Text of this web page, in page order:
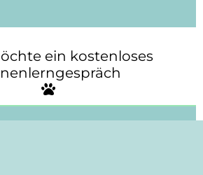
ein kostenloses